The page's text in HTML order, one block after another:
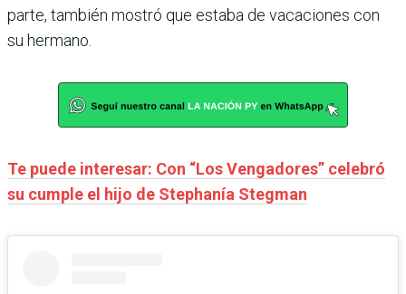
parte, también mostró que estaba de vacaciones con
su hermano.
Te puede interesar: Con “Los Vengadores” celebró
su cumple el hijo de Stephanía Stegman